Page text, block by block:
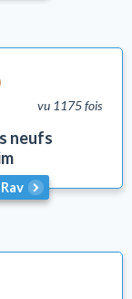
vu 1175 fois
neufs